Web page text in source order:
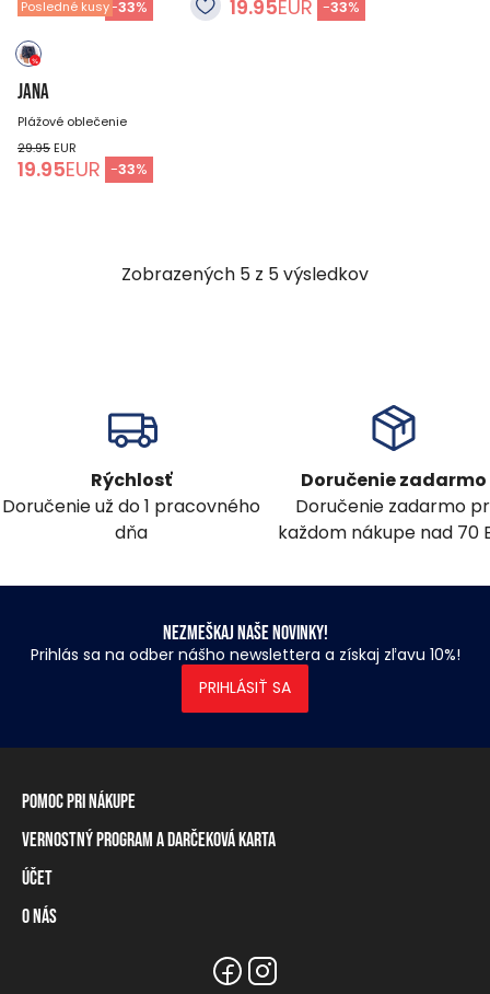
19.95EUR -33% 19.95EUR -33%
Posledné kusy
JANA
Plážové oblečenie
29.95 EUR
19.95EUR -33%
Zobrazených 5 z 5výsledkov
Rýchlosť
Doručenie už do 1 pracovného
dňa
Doručenie zadarmo
Doručenie zadarmo
každom nákupe nad 70
Nezmeškaj naše novinky!
Prihlás sa na odber nášho newslettera a získaj zľavu 10%!
PRIHLÁSIŤ SA
Pomoc pri nákupe
Informácie o doručení
Spôsoby platby
Tabuľka rozmerov
Naše predajne a distribútori
Vernostný program a darčeková karta
Vernostný program
Darčeková karta
Účet
Prihlásenie / registrácia
O nás
Informácie pre predajcov